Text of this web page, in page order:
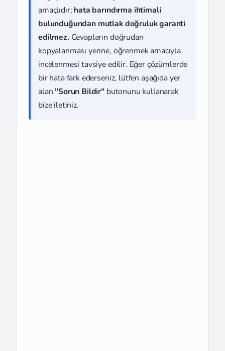
amaçlıdır; hata barındırma ihtimali
bulunduğundan mutlak doğruluk garanti
edilmez. Cevapların doğrudan
kopyalanması yerine, öğrenmek amacıyla
incelenmesi tavsiye edilir. Eğer çözümlerde
bir hata fark ederseniz, lütfen aşağıda yer
alan "Sorun Bildir" butonunu kullanarak
bize iletiniz.